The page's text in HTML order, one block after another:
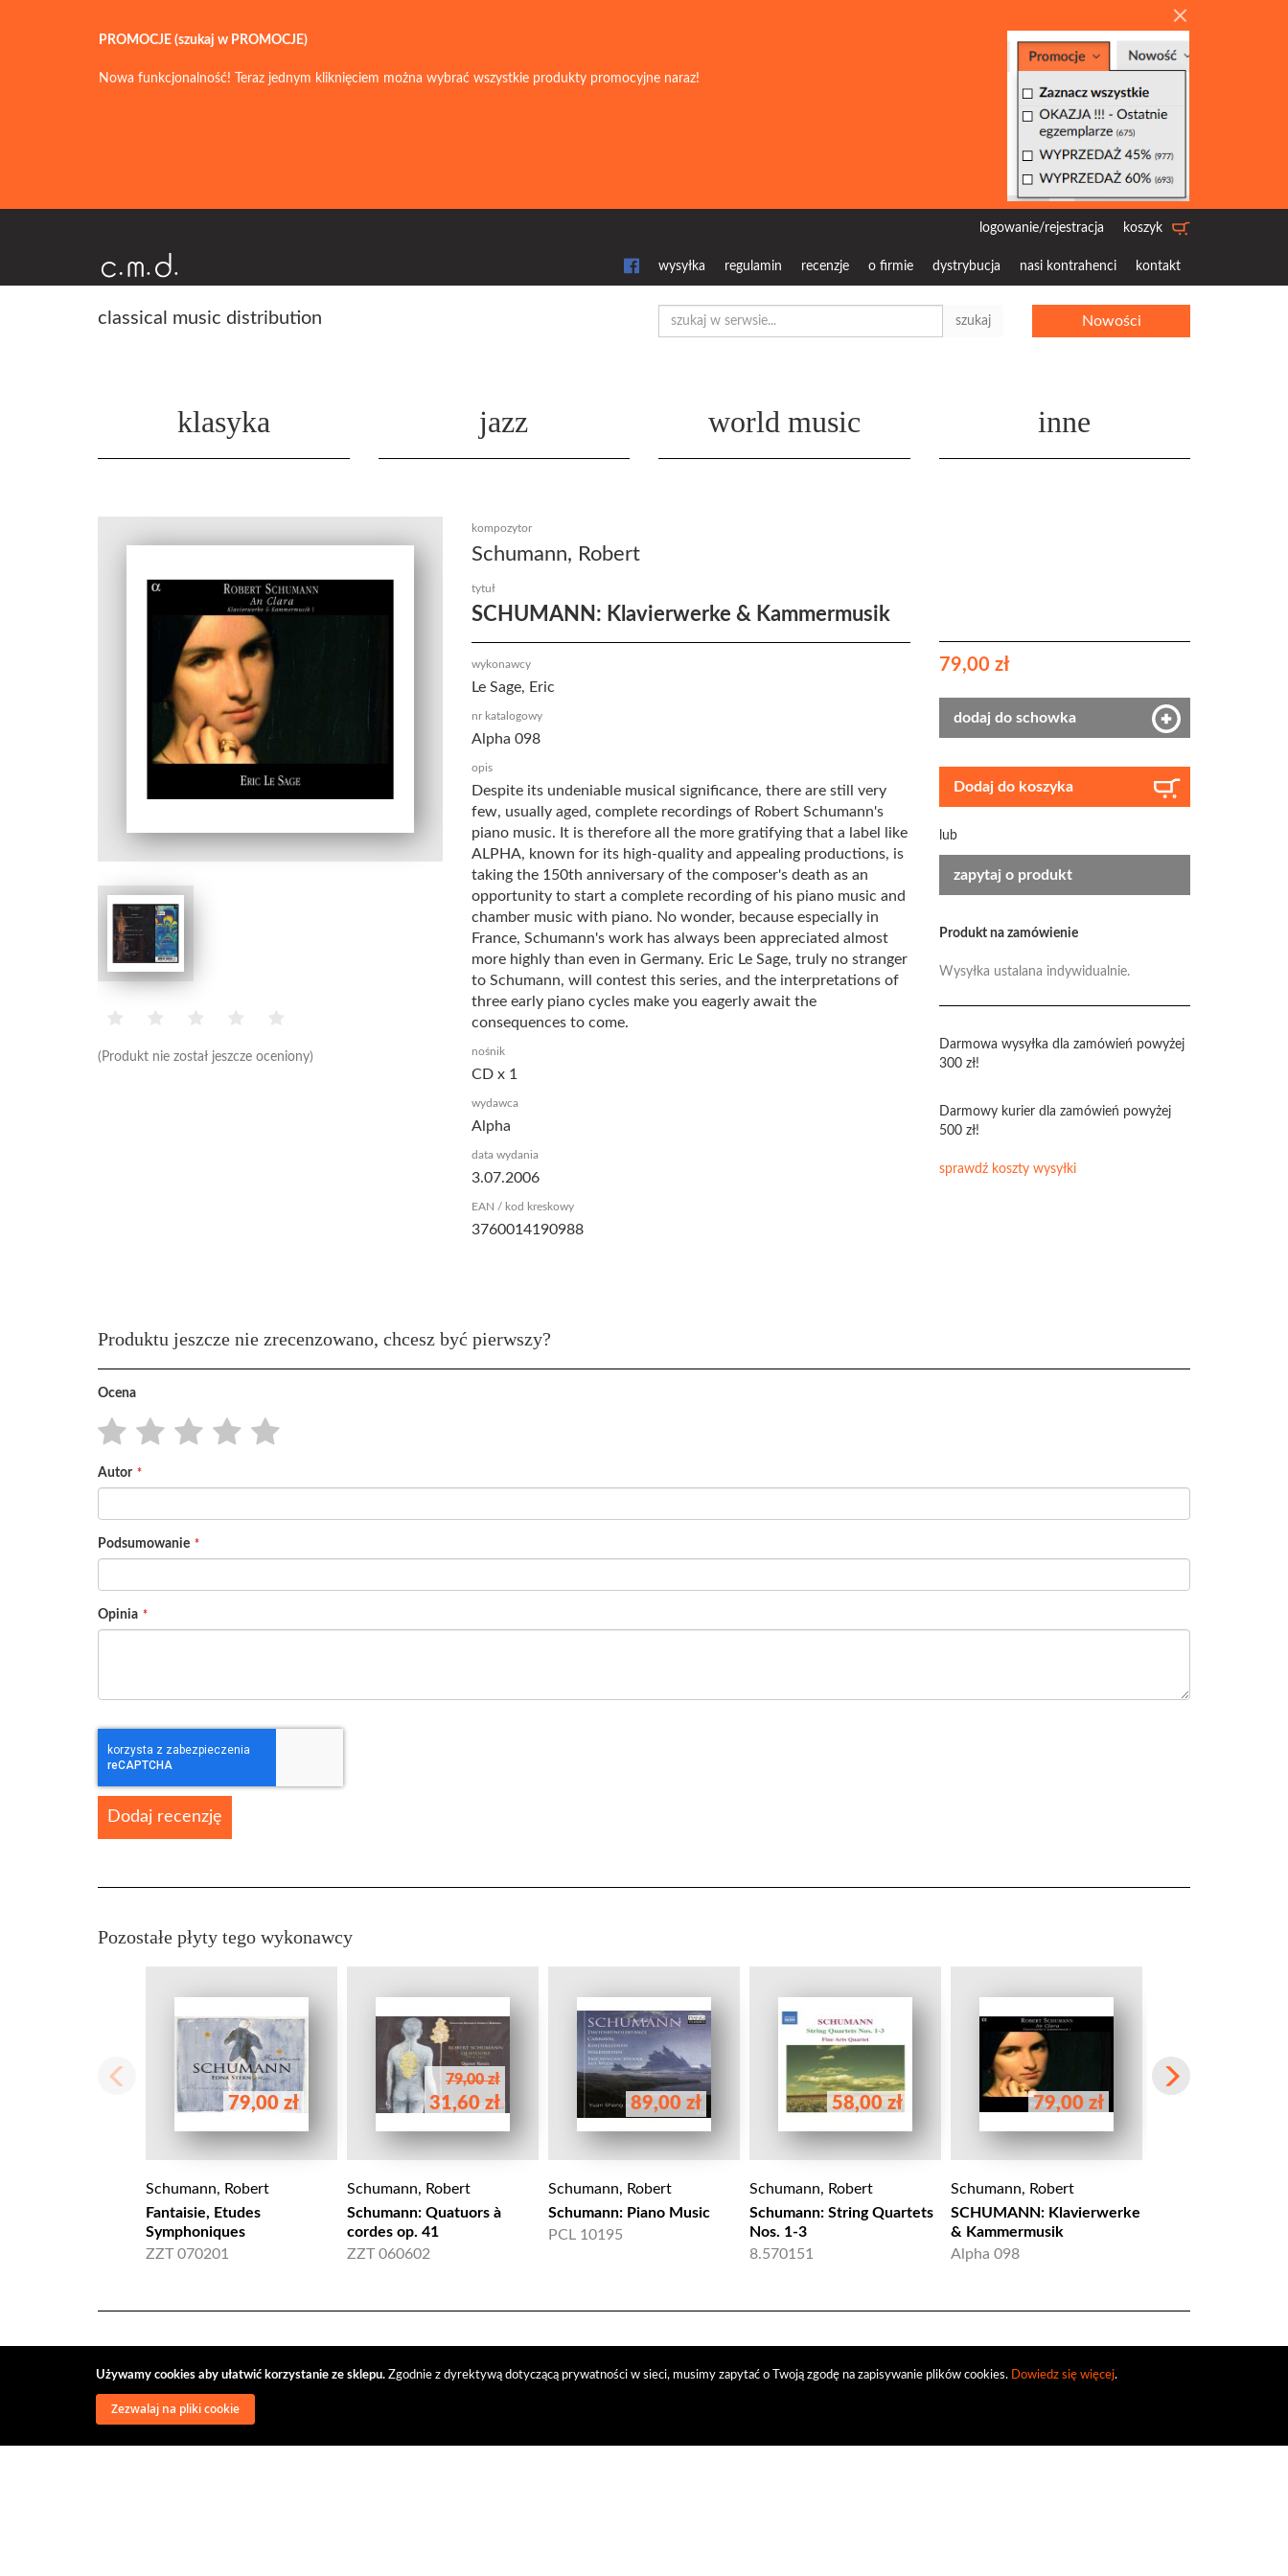
PROMOCJE (szukaj w PROMOCJE)
Nowa funkcjonalność! Teraz jednym kliknięciem można wybrać wszystkie produkty promocyjne naraz!
Używamy cookies aby ułatwić korzystanie ze sklepu. Zgodnie z dyrektywą dotyczącą prywatności w sieci, musimy zapytać o Twoją zgodę na zapisywanie plików cookies. Dowiedz się więcej.
Zezwalaj na pliki cookie
koszyk
logowanie/rejestracja
wysyłka regulamin recenzje o firmie dystrybucja nasi kontrahenci kontakt
classical music distribution szukaj Nowości
klasyka jazz world music inne
(Produkt nie został jeszcze oceniony)
kompozytor
Schumann, Robert
tytuł
SCHUMANN: Klavierwerke & Kammermusik
wykonawcy
Le Sage, Eric
nr katalogowy
Alpha 098
opis
Despite its undeniable musical significance, there are still very
few, usually aged, complete recordings of Robert Schumann's
piano music. It is therefore all the more gratifying that a label like
ALPHA, known for its high-quality and appealing productions, is
taking the 150th anniversary of the composer's death as an
opportunity to start a complete recording of his piano music and
chamber music with piano. No wonder, because especially in
France, Schumann's work has always been appreciated almost
more highly than even in Germany. Eric Le Sage, truly no stranger
to Schumann, will contest this series, and the interpretations of
three early piano cycles make you eagerly await the
consequences to come.
nośnik
CD x 1
wydawca
Alpha
data wydania
3.07.2006
EAN / kod kreskowy
3760014190988
79,00 zł
dodaj do schowka
Dodaj do koszyka
lub
zapytaj o produkt
Produkt na zamówienie
Wysyłka ustalana indywidualnie.
Darmowa wysyłka dla zamówień powyżej
300 zł!
Darmowy kurier dla zamówień powyżej
500 zł!
sprawdź koszty wysyłki
Produktu jeszcze nie zrecenzowano, chcesz być pierwszy?
Ocena
star
stars
stars
stars
stars
Autor
Podsumowanie
Opinia
Dodaj recenzję
Pozostałe płyty tego wykonawcy
79,00 zł
Schumann, Robert
Fantaisie, Etudes
Symphoniques
ZZT 070201
79,00 zł
31,60 zł
Schumann, Robert
Schumann: Quatuors à
cordes op. 41
ZZT 060602
89,00 zł
Schumann, Robert
Schumann: Piano Music
PCL 10195
58,00 zł
Schumann, Robert
Schumann: String Quartets
Nos. 1-3
8.570151
79,00 zł
Schumann, Robert
SCHUMANN: Klavierwerke
& Kammermusik
Alpha 098